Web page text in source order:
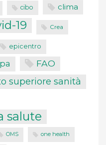
cibo clima
19 Crea
epicentro
FAO
superiore sanità
salute
OMS one health